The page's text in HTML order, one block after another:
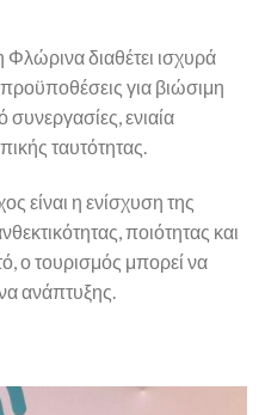
διαθέτει ισχυρά
για βιώσιμη
ενιαία
ταυτότητας.
είναι η ενίσχυση της
ποιότητας και
ο τουρισμός μπορεί να
ανάπτυξης.